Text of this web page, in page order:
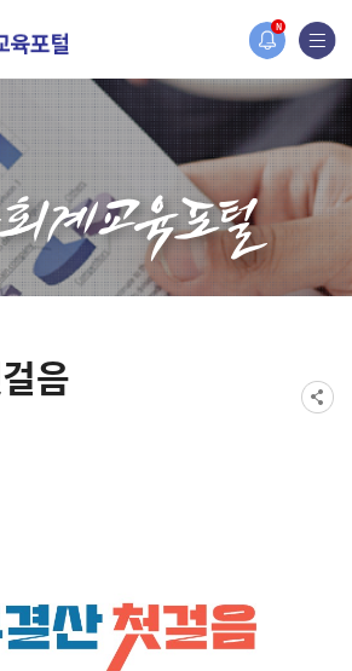
N
계 전문교육 사전수요조사 안내
년도 국가회계 전문교육 사전수요조사 안내
음